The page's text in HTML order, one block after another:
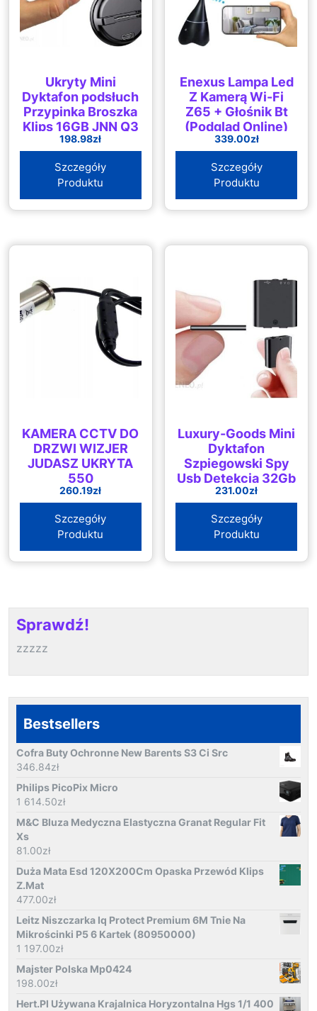
Ukryty Mini
Dyktafon podsłuch
Przypinka Broszka
Klips 16GB JNN Q3
198.98zł
Szczegóły
Produktu
Enexus Lampa Led
Z Kamerą Wi-Fi
Z65 + Głośnik Bt
(Podgląd Online)
(G01865999)
339.00zł
Szczegóły
Produktu
KAMERA CCTV DO
DRZWI WIZJER
JUDASZ UKRYTA
550
260.19zł
Szczegóły
Produktu
Luxury-Goods Mini
Dyktafon
Szpiegowski Spy
Usb Detekcja 32Gb
Q63
231.00zł
Szczegóły
Produktu
Sprawdź!
zzzzz
Bestsellers
Cofra Buty Ochronne New Barents S3 Ci Src
346.84zł
Philips PicoPix Micro
1 614.50zł
M&C Bluza Medyczna Elastyczna Granat Regular Fit
Xs
81.00zł
Duża Mata Esd 120X200Cm Opaska Przewód Klips
Z.Mat
477.00zł
Leitz Niszczarka Iq Protect Premium 6M Tnie Na
Mikrościnki P5 6 Kartek (80950000)
1 197.00zł
Majster Polska Mp0424
198.00zł
Hert.Pl Używana Krajalnica Horyzontalna Hgs 1/1 400